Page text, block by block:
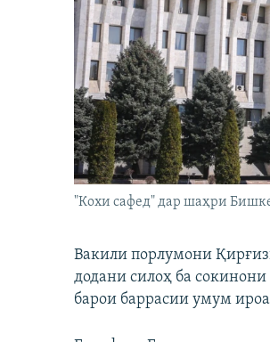
"Кохи сафед" дар шаҳри
Вакили порлумони
додани силоҳ ба
барои баррасии умум